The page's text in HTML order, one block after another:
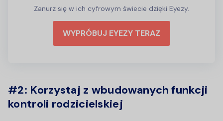
Zanurz się w ich cyfrowym świecie dzięki Eyezy.
WYPRÓBUJ EYEZY TERAZ
#2: Korzystaj z wbudowanych funkcji
kontroli rodzicielskiej